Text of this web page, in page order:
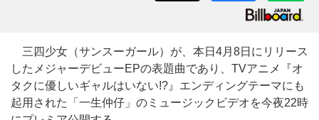
三四少女（サンスーガール）が、本日4月8日にリリース
したメジャーデビューEPの表題曲であり、TVアニメ『オ
タクに優しいギャルはいない!?』エンディングテーマにも
起用された「一生仲仔」のミュージックビデオを今夜22時